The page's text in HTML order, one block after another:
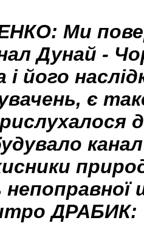
Ми
Дунай -
і його
є
ДРАБИК: